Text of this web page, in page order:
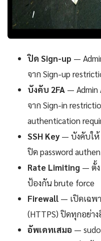
ปิด Sign-up —
จาก Sign-up
บังคับ 2FA — Admin
จาก Sign-in
authentication
SSH Key — บังคับให้
ปิด password
Rate Limiting — ตั้ง
ป้องกัน brute force
Firewall — เปิดเฉพ
(HTTPS) ปิดทุกอย่า
อัพเดทเสมอ —